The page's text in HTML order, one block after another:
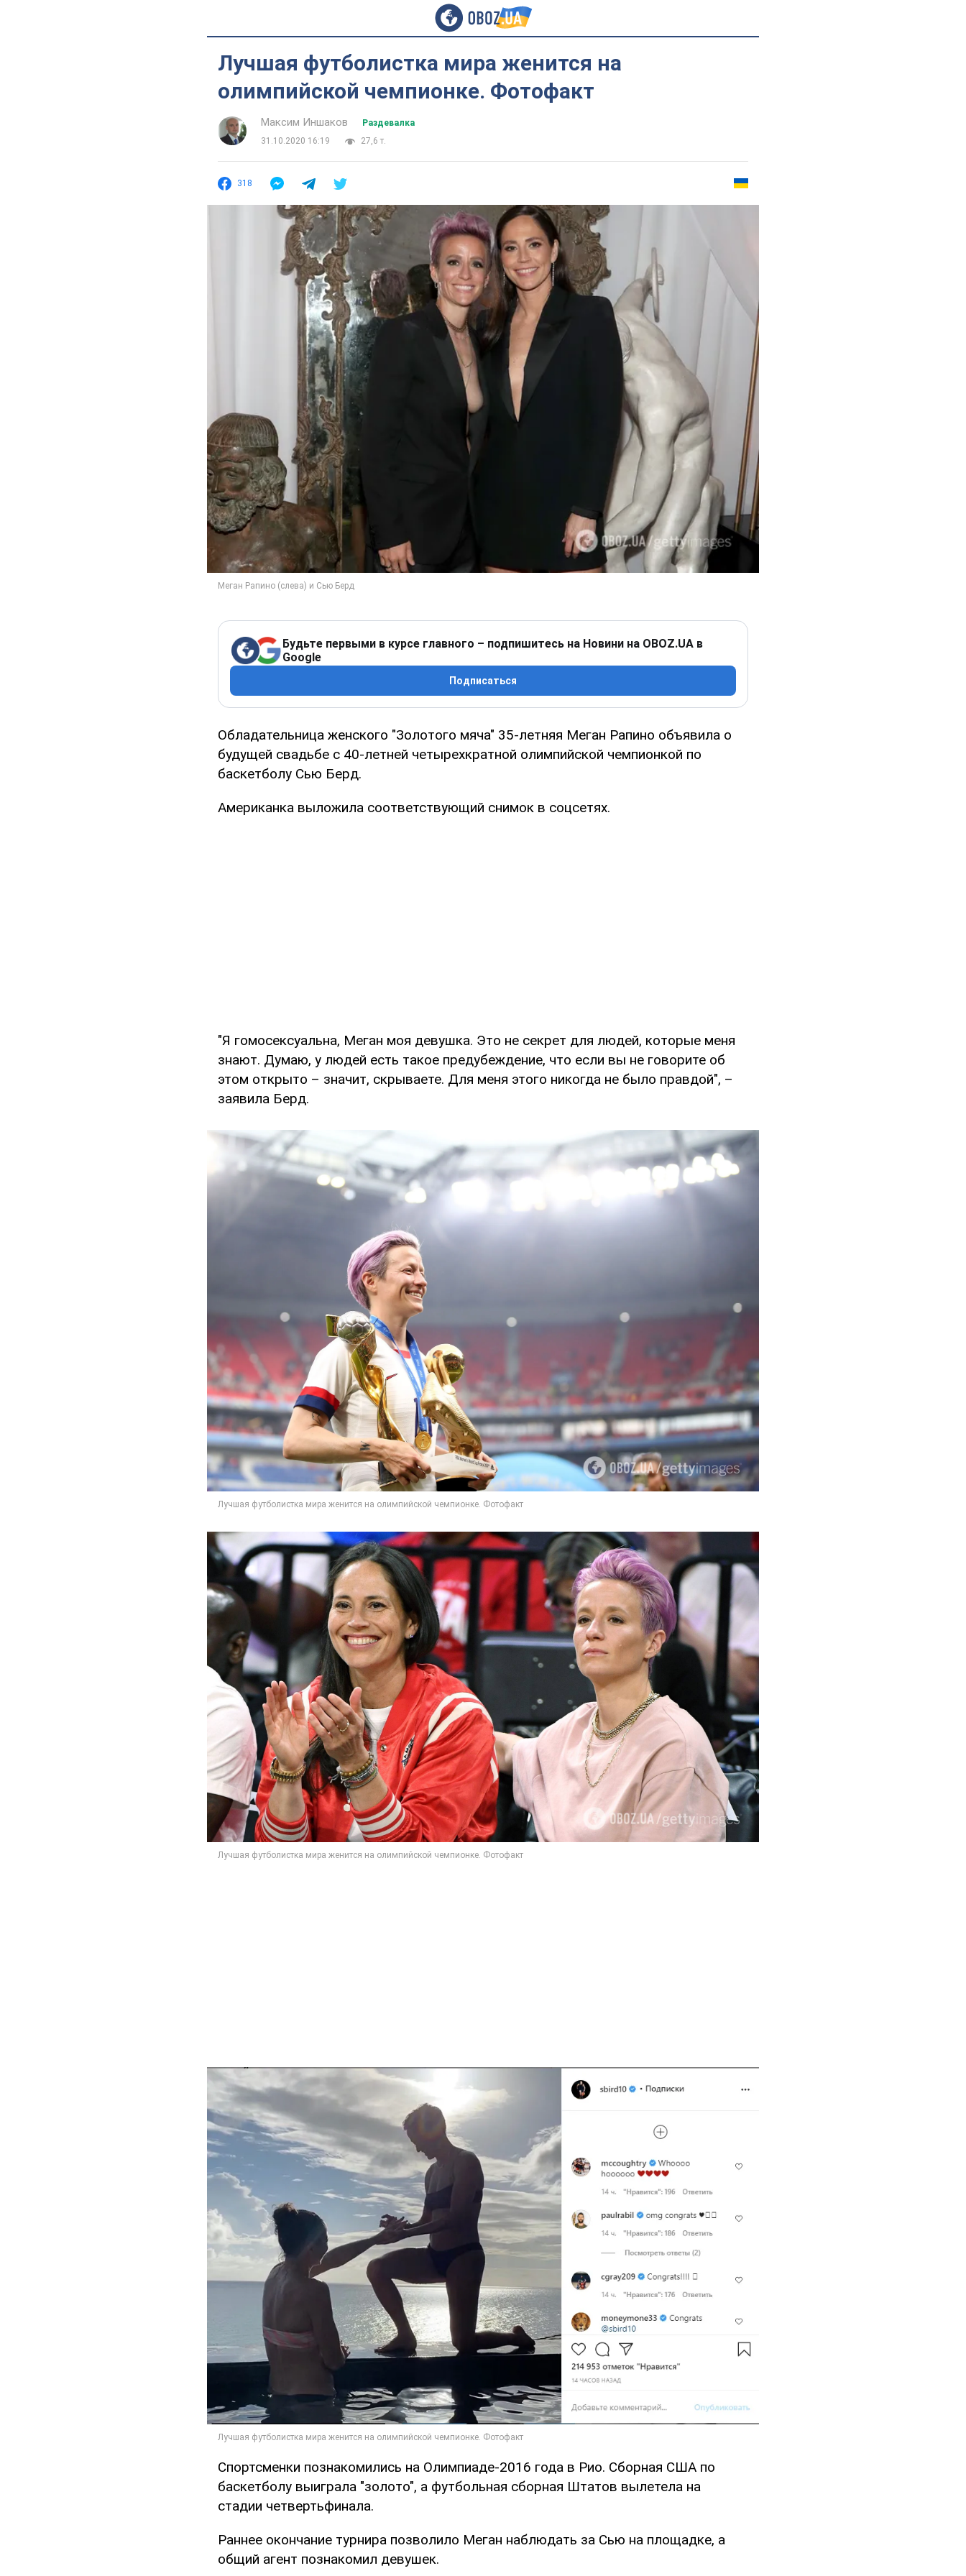
Лучшая футболистка мира женится на
олимпийской чемпионке. Фотофакт
Максим Иншаков
Раздевалка
31.10.2020 16:19
27,6 т.
318
Будьте первыми в курсе главного – подпишитесь на Новини на OBOZ.UA в
Google
Подписаться
Обладательница женского "Золотого мяча" 35-летняя Меган Рапино объявила о
будущей свадьбе с 40-летней четырехкратной олимпийской чемпионкой по
баскетболу Сью Берд.
Американка выложила соответствующий снимок в соцсетях.
"Я гомосексуальна, Меган моя девушка. Это не секрет для людей, которые меня
знают. Думаю, у людей есть такое предубеждение, что если вы не говорите об
этом открыто – значит, скрываете. Для меня этого никогда не было правдой", –
заявила Берд.
Спортсменки познакомились на Олимпиаде-2016 года в Рио. Сборная США по
баскетболу выиграла "золото", а футбольная сборная Штатов вылетела на
стадии четвертьфинала.
Раннее окончание турнира позволило Меган наблюдать за Сью на площадке, а
общий агент познакомил девушек.